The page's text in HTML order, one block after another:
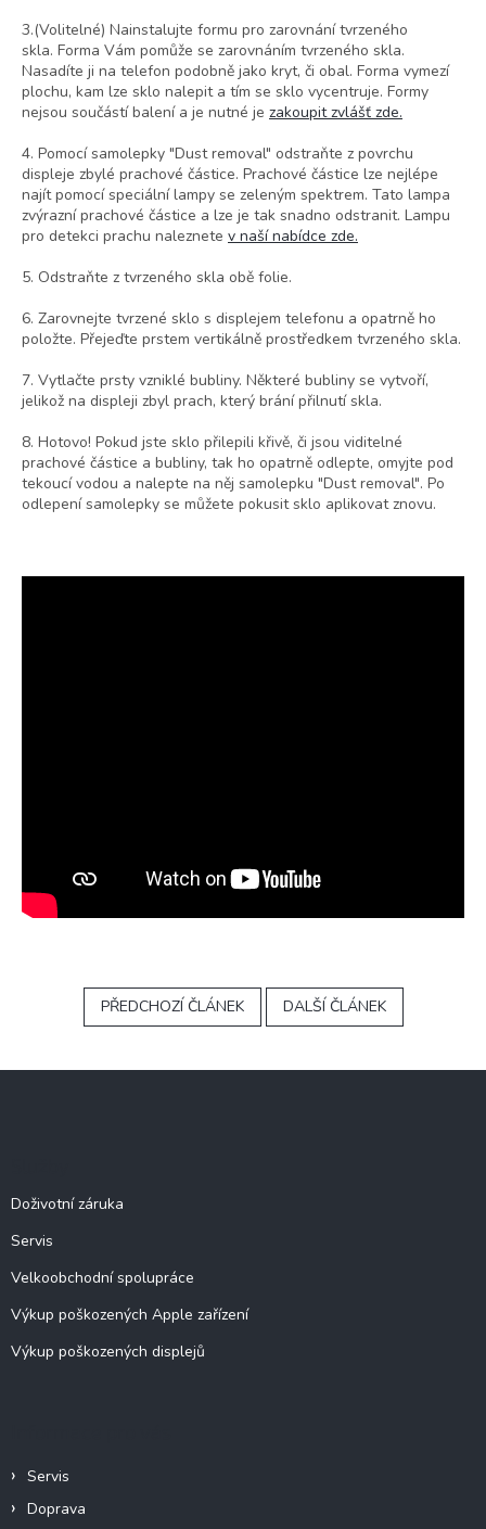
3.(Volitelné) Nainstalujte formu pro zarovnání tvrzeného
skla. Forma Vám pomůže se zarovnáním tvrzeného skla.
Nasadíte ji na telefon podobně jako kryt, či obal. Forma vymezí
plochu, kam lze sklo nalepit a tím se sklo vycentruje. Formy
nejsou součástí balení a je nutné je zakoupit zvlášť zde.
4. Pomocí samolepky "Dust removal" odstraňte z povrchu
displeje zbylé prachové částice. Prachové částice lze nejlépe
najít pomocí speciální lampy se zeleným spektrem. Tato lampa
zvýrazní prachové částice a lze je tak snadno odstranit. Lampu
pro detekci prachu naleznete v naší nabídce zde.
5. Odstraňte z tvrzeného skla obě folie.
6. Zarovnejte tvrzené sklo s displejem telefonu a opatrně ho
položte. Přejeďte prstem vertikálně prostředkem tvrzeného skla.
7. Vytlačte prsty vzniklé bubliny. Některé bubliny se vytvoří,
jelikož na displeji zbyl prach, který brání přilnutí skla.
8. Hotovo! Pokud jste sklo přilepili křivě, či jsou viditelné
prachové částice a bubliny, tak ho opatrně odlepte, omyjte pod
tekoucí vodou a nalepte na něj samolepku "Dust removal". Po
odlepení samolepky se můžete pokusit sklo aplikovat znovu.
PŘEDCHOZÍ ČLÁNEK DALŠÍ ČLÁNEK
Doživotní záruka
Servis
Velkoobchodní spolupráce
Výkup poškozených Apple zařízení
Výkup poškozených displejů
Servis
Doprava